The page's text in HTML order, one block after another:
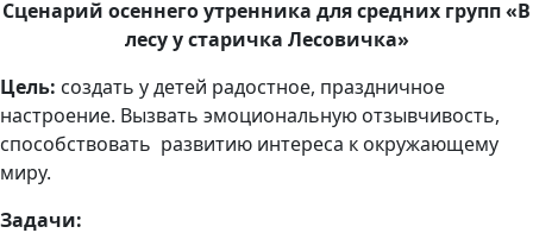
Сценарий осеннего утренника для средних групп «В
лесу у старичка Лесовичка»
Цель: создать у детей радостное, праздничное
настроение. Вызвать эмоциональную отзывчивость,
способствовать развитию интереса к окружающему
миру.
Задачи: